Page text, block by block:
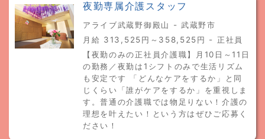
夜勤専属介護スタッフ
アライブ武蔵野御殿山 - 武蔵野市
月給 313,525円～358,525円 - 正社員
【夜勤のみの正社員介護職】月10日～11日
の勤務／夜勤は1シフトのみで生活リズム
も安定です 「どんなケアをするか」と同
じくらい「誰がケアをするか」を重視しま
す。普通の介護職では物足りない！介護の
理想を叶えたい！という方はぜひご応募く
ださい！